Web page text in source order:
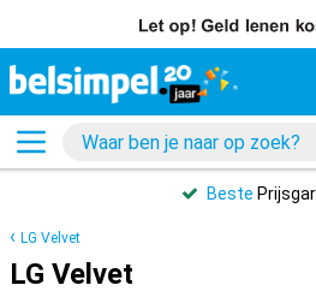
Beste
LG Velvet
LG Velvet